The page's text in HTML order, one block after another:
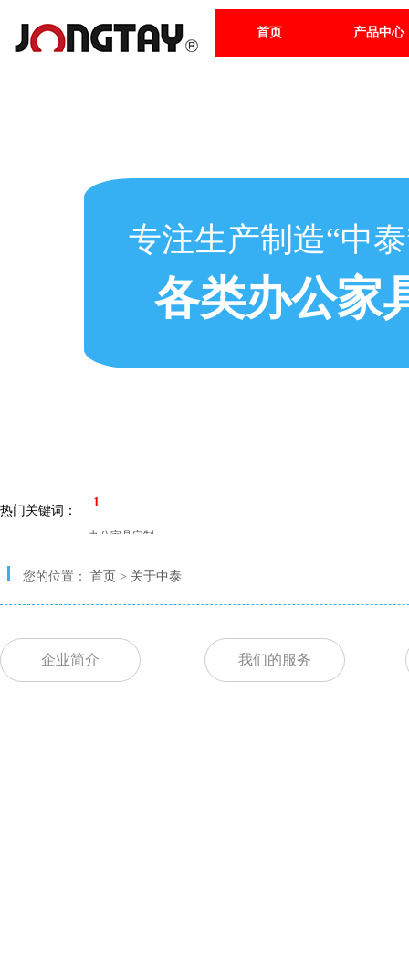
首页 产品中心
专注生产制造“中
各类办公家
1
办公家具定制
办公桌
办公家具
热门关键词：
您的位置： 首页 > 关于中泰
企业简介 我们的服务